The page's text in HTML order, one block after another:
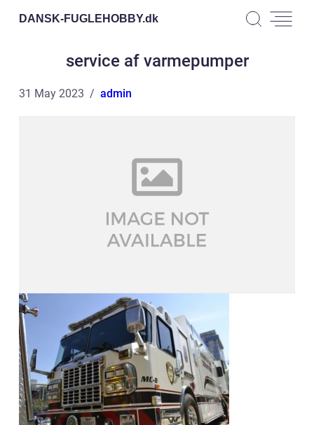
DANSK-FUGLEHOBBY.dk
service af varmepumper
31 May 2023 admin